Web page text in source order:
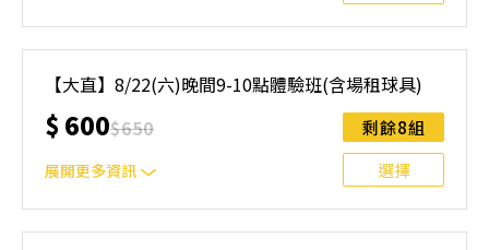
制。歡迎邀請親友一同報名參加，享受團體運動樂趣！ 如
人數未達開班門檻，或因天候不佳無法如期舉行，POA將視
情況安排延期或併班處理。 ⚠️ 報名完成後，如因天候因素
無法上課，僅提供課程延期選項，恕不退費，請參閱【報名
與課程異動規則】。報名後視為您已同意上述規則。
【大直】8/22(六)晚間9-10點體驗班(含場租球具)
$ 600$650
展開更多資訊
剩餘8組
選擇